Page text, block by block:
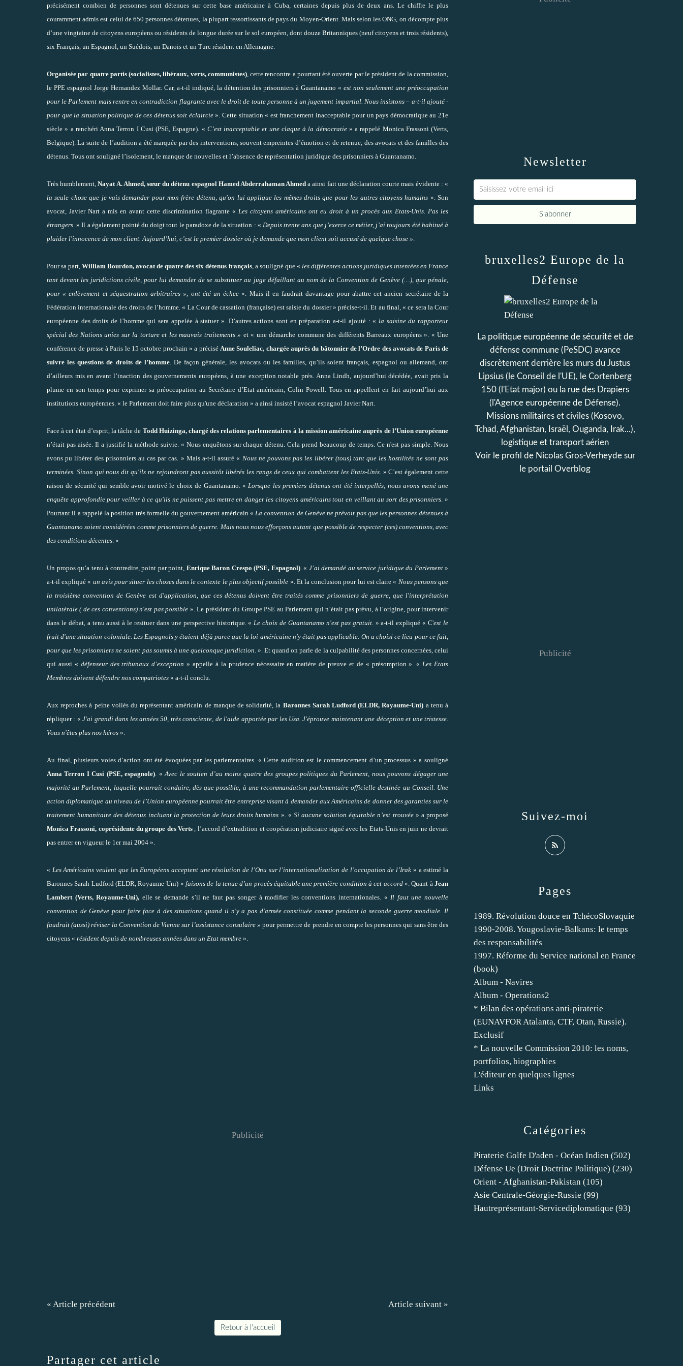
précisément combien de personnes sont détenues sur cette base américaine à Cuba, certaines depuis plus de deux ans. Le chiffre le plus
couramment admis est celui de 650 personnes détenues, la plupart ressortissants de pays du Moyen-Orient. Mais selon les ONG, on décompte plus
d’une vingtaine de citoyens européens ou résidents de longue durée sur le sol européen, dont douze Britanniques (neuf citoyens et trois résidents),
six Français, un Espagnol, un Suédois, un Danois et un Turc résident en Allemagne.
Organisée par quatre partis (socialistes, libéraux, verts, communistes), cette rencontre a pourtant été ouverte par le président de la commission,
le PPE espagnol Jorge Hernandez Mollar. Car, a-t-il indiqué, la détention des prisonniers à Guantanamo «est non seulement une préoccupation
pour le Parlement mais rentre en contradiction flagrante avec le droit de toute personne à un jugement impartial. Nous insistons – a-t-il ajouté -
pour que la situation politique de ces détenus soit éclaircie». Cette situation « est franchement inacceptable pour un pays démocratique au 21e
siècle » a renchéri Anna Terron I Cusi (PSE, Espagne). « C’est inacceptable et une claque à la démocratie» a rappelé Monica Frassoni (Verts,
Belgique). La suite de l’audition a été marquée par des interventions, souvent empreintes d’émotion et de retenue, des avocats et des familles des
détenus. Tous ont souligné l’isolement, le manque de nouvelles et l’absence de représentation juridique des prisonniers à Guantanamo.
Très humblement,Nayat A. Ahmed, sœur du détenu espagnol Hamed Abderrahaman Ahmed a ainsi fait une déclaration courte mais évidente : «
la seule chose que je vais demander pour mon frère détenu, qu'on lui applique les mêmes droits que pour les autres citoyens humains ». Son
avocat, Javier Nart a mis en avant cette discrimination flagrante « Les citoyens américains ont eu droit à un procès aux Etats-Unis. Pas les
étrangers . » Il a également pointé du doigt tout le paradoxe de la situation : « Depuis trente ans que j’exerce ce métier, j’ai toujours été habitué à
plaider l'innocence de mon client. Aujourd’hui, c’est le premier dossier où je demande que mon client soit accusé de quelque chose »
Pour sa part,William Bourdon, avocat de quatre des six détenus français, a souligné que « les différentes actions juridiques intentées en France
tant devant les juridictions civile, pour lui demander de se substituer au juge défaillant au nom de la Convention de Genève (…), que pénale,
pour « enlèvement et séquestration arbitraires », ont été un échec ». Mais il en faudrait davantage pour abattre cet ancien secrétaire de la
Fédération internationale des droits de l’homme. « La Cour de cassation (française) est saisie du dossier » précise-t-il. Et au final, « ce sera la Cour
européenne des droits de l’homme qui sera appelée à statuer ». D’autres actions sont en préparation a-t-il ajouté : « la saisine du rapporteur
spécial des Nations unies sur la torture et les mauvais traitements » et « une démarche commune des différents Barreaux européens ». « Une
conférence de presse à Paris le 15 octobre prochain » a précisé Anne Souleliac, chargée auprès du bâtonnier de l’Ordre des avocats de Paris de
suivre les questions de droits de l’homme. De façon générale, les avocats ou les familles, qu’ils soient français, espagnol ou allemand, ont
d’ailleurs mis en avant l’inaction des gouvernements européens, à une exception notable près. Anna Lindh, aujourd’hui décédée, avait pris la
plume en son temps pour exprimer sa préoccupation au Secrétaire d’Etat américain, Colin Powell. Tous en appellent en fait aujourd’hui aux
institutions européennes. « le Parlement doit faire plus qu'une déclaration » a ainsi insisté l’avocat espagnol Javier Nart.
Face à cet état d’esprit, la tâche de Todd Huizinga, chargé des relations parlementaires à la mission américaine auprès de l’Union européenne
n’était pas aisée. Il a justifié la méthode suivie. « Nous enquêtons sur chaque détenu. Cela prend beaucoup de temps. Ce n'est pas simple. Nous
avons pu libérer des prisonniers au cas par cas. » Mais a-t-il assuré « Nous ne pouvons pas les libérer (tous) tant que les hostilités ne sont pas
terminées. Sinon qui nous dit qu'ils ne rejoindront pas aussitôt libérés les rangs de ceux qui combattent les Etats-Unis. » C’est également cette
raison de sécurité qui semble avoir motivé le choix de Guantanamo. « Lorsque les premiers détenus ont été interpellés, nous avons mené une
enquête approfondie pour veiller à ce qu'ils ne puissent pas mettre en danger les citoyens américains tout en veillant au sort des prisonniers . »
Pourtant il a rappelé la position très formelle du gouvernement américain « La convention de Genève ne prévoit pas que les personnes détenues à
Guantanamo soient considérées comme prisonniers de guerre. Mais nous nous efforçons autant que possible de respecter (ces) conventions, avec
des conditions décentes . »
Un propos qu’a tenu à contredire, point par point, Enrique Baron Crespo (PSE, Espagnol). « J’ai demandé au service juridique du Parlement»
a-t-il expliqué « un avis pour situer les choses dans le contexte le plus objectif possible ». Et la conclusion pour lui est claire « Nous pensons que
la troisième convention de Genève est d'application, que ces détenus doivent être traités comme prisonniers de guerre, que l'interprétation
unilatérale ( de ces conventions) n'est pas possible ». Le président du Groupe PSE au Parlement qui n’était pas prévu, à l’origine, pour intervenir
dans le débat, a tenu aussi à le resituer dans une perspective historique. « Le choix de Guantanamo n'est pas gratuit. » a-t-il expliqué « C'est le
fruit d'une situation coloniale. Les Espagnols y étaient déjà parce que la loi américaine n'y était pas applicable. On a choisi ce lieu pour ce fait,
pour que les prisonniers ne soient pas soumis à une quelconque juridiction. ». Et quand on parle de la culpabilité des personnes concernées, celui
qui aussi « défenseur des tribunaux d’exception » appelle à la prudence nécessaire en matière de preuve et de « présomption ». « Les Etats
Membres doivent défendre nos compatriotes » a-t-il conclu.
Aux reproches à peine voilés du représentant américain de manque de solidarité, la Baronnes Sarah Ludford (ELDR, Royaume-Uni) a tenu à
répliquer : «J'ai grandi dans les années 50, très consciente, de l'aide apportée par les Usa. J'éprouve maintenant une déception et une tristesse.
Vous n'êtes plus nos héros ».
Au final, plusieurs voies d’action ont été évoquées par les parlementaires. « Cette audition est le commencement d’un processus » a souligné
Anna Terron I Cusi (PSE, espagnole) . «Avec le soutien d’au moins quatre des groupes politiques du Parlement, nous pouvons dégager une
majorité au Parlement, laquelle pourrait conduire, dès que possible, à une recommandation parlementaire officielle destinée au Conseil. Une
action diplomatique au niveau de l’Union européenne pourrait être entreprise visant à demander aux Américains de donner des garanties sur le
traitement humanitaire des détenus incluant la protection de leurs droits humains ». « Si aucune solution équitable n’est trouvée» a proposé
Monica Frassoni, coprésidente du groupe des Verts , l’accord d’extradition et coopération judiciaire signé avec les Etats-Unis en juin ne devrait
pas entrer en vigueur le 1er mai 2004 ».
« Les Américains veulent que les Européens acceptent une résolution de l’Onu sur l’internationalisation de l’occupation de l’Irak » a estimé la
Baronnes Sarah Ludford (ELDR, Royaume-Uni) « faisons de la tenue d’un procès équitable une première condition à cet accord». Quant àJean
Lambert (Verts, Royaume-Uni), elle se demande s’il ne faut pas songer à modifier les conventions internationales. « Il faut une nouvelle
convention de Genève pour faire face à des situations quand il n'y a pas d'armée constituée comme pendant la seconde guerre mondiale. Il
faudrait (aussi) réviser la Convention de Vienne sur l’assistance consulaire » pour permettre de prendre en compte les personnes qui sans être des
citoyens « résident depuis de nombreuses années dans un Etat membre ».
Publicité
« Article précédent Article suivant »
Retour à l'accueil
Partager cet article
Newsletter
Catégories
Piraterie Golfe D'aden - Océan Indien (502)
Défense Ue (droit Doctrine Politique) (230)
Orient - Afghanistan-Pakistan (105)
Asie Centrale-Géorgie-Russie (99)
Hautreprésentant-Servicediplomatique (93)
Pages
1989. Révolution douce en TchécoSlovaquie
1990-2008. Yougoslavie-Balkans: le temps
des responsabilités
1997. Réforme du Service national en France
(book)
Album - Navires
Album - Operations2
* Bilan des opérations anti-piraterie
(EUNAVFOR Atalanta, CTF, Otan, Russie).
Exclusif
* La nouvelle Commission 2010: les noms,
portfolios, biographies
L'éditeur en quelques lignes
Links
bruxelles2 Europe de la
Défense
La politique européenne de sécurité et de
défense commune (PeSDC) avance
discrètement derrière les murs du Justus
Lipsius (le Conseil de l'UE), le Cortenberg
150 (l'Etat major) ou la rue des Drapiers
(l'Agence européenne de Défense).
Missions militaires et civiles (Kosovo,
Tchad, Afghanistan, Israël, Ouganda, Irak...),
logistique et transport aérien
Voir le profil de Nicolas Gros-Verheydesur
le portail Overblog
Suivez-moi
Publicité